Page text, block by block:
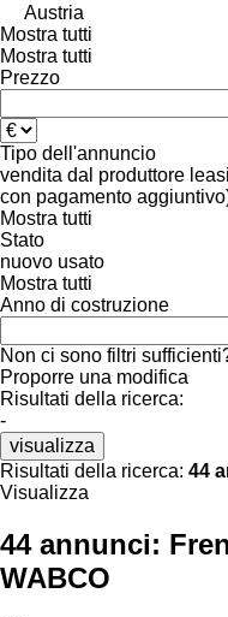
Austria
Mostra tutti
Mostra tutti
Prezzo
Tipo dell'annuncio
vendita dal produttore
con pagamento
Mostra tutti
Stato
nuovo usato
Mostra tutti
Anno di costruzione
Non ci sono filtri
Proporre una modifica
Risultati della ricerca:
-
visualizza
Risultati della ricerca: 44
Visualizza
44 annunci:
WABCO